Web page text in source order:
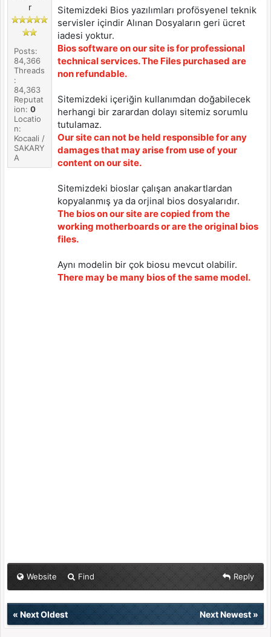
r
Posts:
84,366
Threads
:
84,363
Reputat
ion:0
Locatio
n:
Kocaali /
SAKARY
A
Sitemizdeki Bios yazılımları profösyenel teknik
servisler içindir Alınan Dosyaların geri ücret
iadesi yoktur.
Bios software on our site is for professional
technical services. The Files purchased are
non refundable.
Sitemizdeki içeriğin kullanımdan doğabilecek
herhangi bir zarardan dolayı sitemiz sorumlu
tutulamaz.
Our site can not be held responsible for any
damages that may arise from use of your
content on our site.
Sitemizdeki bioslar çalışan anakartlardan
kopyalanmış ya da orjinal bios dosyalarıdır.
The bios on our site are copied from the
working motherboards or are the original bios
files.
Aynı modelin bir çok biosu mevcut olabilir.
There may be many bios of the same model.
Website Find Reply
« Next Oldest Next Newest»